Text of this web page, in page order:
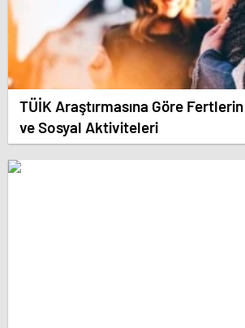
TÜİK Araştırmasına Göre
ve Sosyal Aktiviteleri